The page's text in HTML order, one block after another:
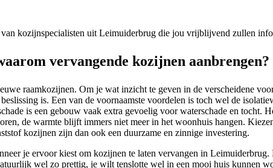
kozijnspecialisten uit Leimuiderbrug die jou vrijblijvend zullen
vervangende kozijnen aanbrengen?
raamkozijnen. Om je wat inzicht te geven in de verscheidene
is. Een van de voornaamste voordelen is toch wel de
is een gebouw vaak extra gevoelig voor waterschade en tocht.
de warmte blijft immers niet meer in het woonhuis hangen.
kozijnen zijn dan ook een duurzame en zinnige investering.
je ervoor kiest om kozijnen te laten vervangen in
wel zo prettig, je wilt tenslotte wel in een mooi huis kunnen